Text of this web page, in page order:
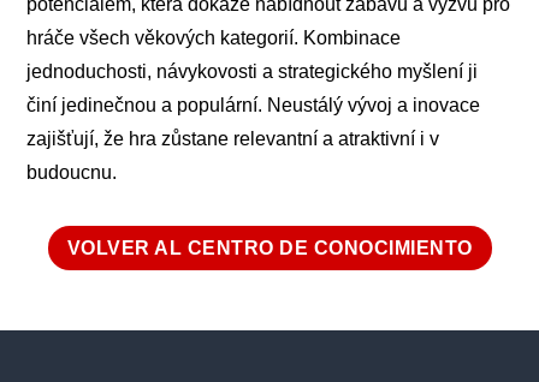
potenciálem, která dokáže nabídnout zábavu a výzvu pro
hráče všech věkových kategorií. Kombinace
jednoduchosti, návykovosti a strategického myšlení ji
činí jedinečnou a populární. Neustálý vývoj a inovace
zajišťují, že hra zůstane relevantní a atraktivní i v
budoucnu.
VOLVER AL CENTRO DE CONOCIMIENTO